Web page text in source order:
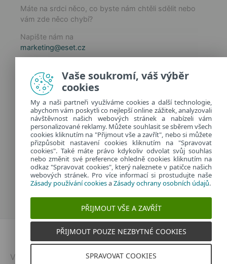
Máte na srdci něco, co byste nám chtěli sdělit nebo
vám zde něco chybí?
Napište nám na
marketing@eset.cz
Zásady ochrany osobních údajů
Spravovat cookies
Provozuje:
ESET software spol. s r.o.
Classic 7 Business Park, Jankovcova 1037/49
170 00 Praha 7, Česká republika
IČ: 26467593
Dvojklik.cz
Vytvořeno v | © 2026 | Všechna práva
Vaše soukromí, váš výběr
cookies
My a naši partneři využíváme cookies a další technologie,
abychom vám poskytli co nejlepší online zážitek, analyzovali
návštěvnost našich webových stránek a nabízeli vám
personalizované reklamy. Můžete souhlasit se sběrem všech
cookies kliknutím na "Přijmout vše a zavřít", nebo si můžete
přizpůsobit nastavení cookies kliknutím na "Spravovat
cookies". Také máte právo kdykoliv odvolat svůj souhlas
nebo změnit své preference ohledně cookies kliknutím na
odkaz "Spravovat cookies", který naleznete v patičce našich
webových stránek. Pro více informací si prostudujte naše
Zásady používání cookiesaZásady ochrany osobních údajů.
PŘIJMOUT VŠE A ZAVŘÍT
PŘIJMOUT POUZE NEZBYTNÉ COOKIES
SPRAVOVAT COOKIES